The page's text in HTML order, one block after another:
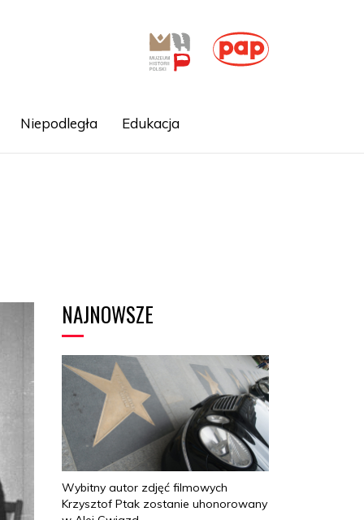
Niepodległa Edukacja
NAJNOWSZE
Wybitny autor zdjęć filmowych
Krzysztof Ptak zostanie uhonorowany